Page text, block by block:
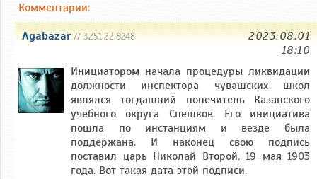
Комментарии:
Agabazar// 3251.22.8248
2023.08.01
18:10
Инициатором начала процедуры ликвидации
должности инспектора чувашских школ
являлся тогдашний попечитель Казанского
учебного округа Спешков. Его инициатива
пошла по инстанциям и везде была
поддержана. И наконец свою подпись
поставил царь Николай Второй. 19 мая 1903
года. Вот такая дата этой подписи.